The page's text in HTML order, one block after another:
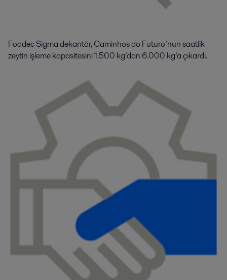
Foodec Sigma dekantör, Caminhos do Futuro’nun saatlik
zeytin işleme kapasitesini 1.500 kg’dan 6.000 kg’a çıkardı.